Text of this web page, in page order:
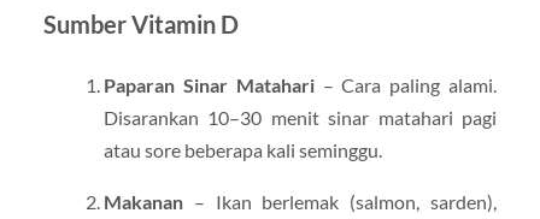
Sumber Vitamin D
Paparan Sinar Matahari– Cara paling alami.
Disarankan 10–30 menit sinar matahari pagi
atau sore beberapa kali seminggu.
Makanan– Ikan berlemak (salmon, sarden),